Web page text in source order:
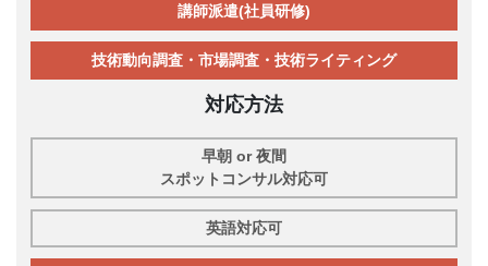
講師派遣(社員研修)
技術動向調査・市場調査・技術ライティング
対応方法
早朝 or 夜間
スポットコンサル対応可
英語対応可